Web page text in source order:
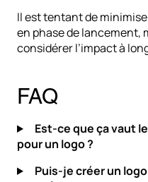
Il est tentant de
en phase de lancement,
considérer l’impact à
FAQ
Est-ce que ça vaut
pour un logo ?
Puis-je créer un